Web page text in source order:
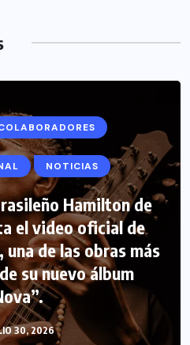
NOTICIAS
Hamilton de
el video oficial de
de las obras más
su nuevo álbum
30, 2026
INTERNACIONAL
TURISTICO
con Venezuela
29, 2026